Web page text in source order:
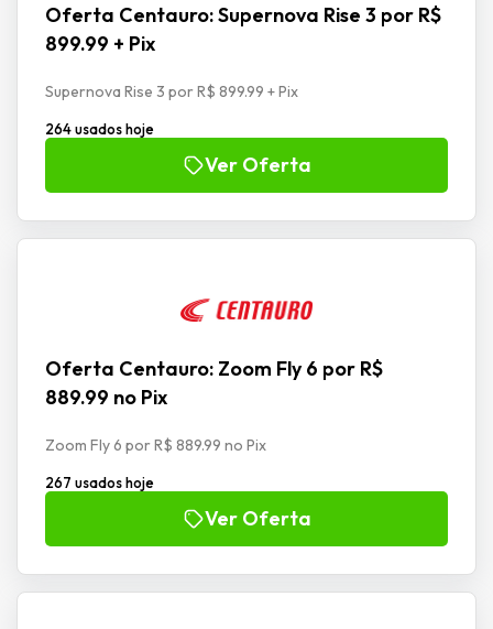
Oferta Centauro: Supernova Rise 3 por R$
899.99 + Pix
Supernova Rise 3 por R$ 899.99 + Pix
264 usados hoje
Ver Oferta
Oferta Centauro: Zoom Fly 6 por R$
889.99 no Pix
Zoom Fly 6 por R$ 889.99 no Pix
267 usados hoje
Ver Oferta